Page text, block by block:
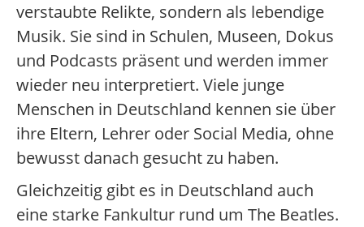
verstaubte Relikte, sondern als lebendige
Musik. Sie sind in Schulen, Museen, Dokus
und Podcasts präsent und werden immer
wieder neu interpretiert. Viele junge
Menschen in Deutschland kennen sie über
ihre Eltern, Lehrer oder Social Media, ohne
bewusst danach gesucht zu haben.
Gleichzeitig gibt es in Deutschland auch
eine starke Fankultur rund um The Beatles.